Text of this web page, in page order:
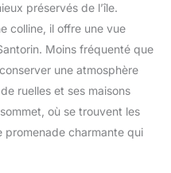
préservés de l’île.
colline, il offre une vue
Moins fréquenté que
une atmosphère
ruelles et ses maisons
où se trouvent les
promenade charmante qui